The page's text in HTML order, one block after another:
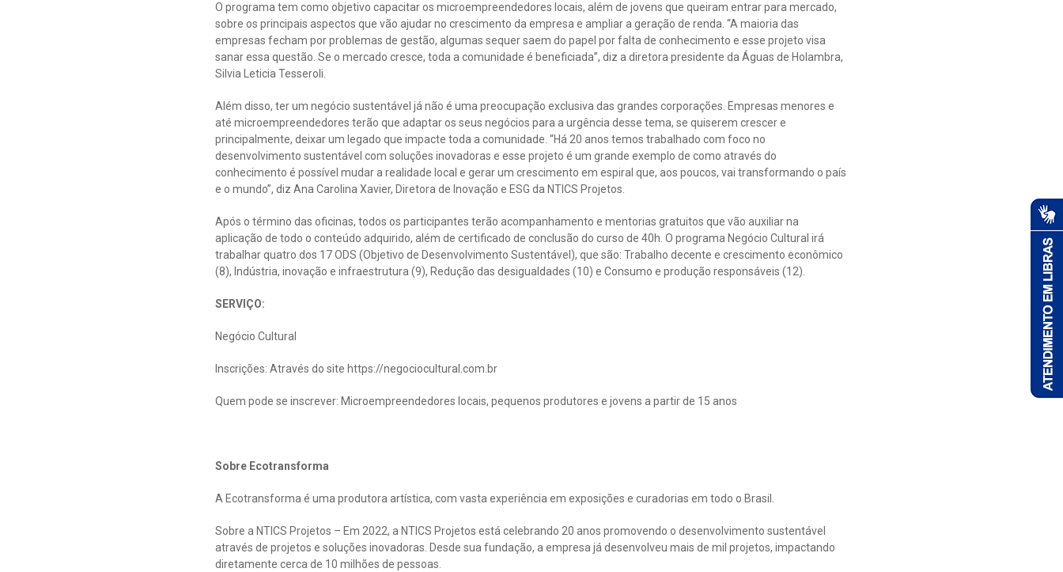
O programa tem como objetivo capacitar os microempreendedores locais, além de jovens que queiram entrar para mercado,
sobre os principais aspectos que vão ajudar no crescimento da empresa e ampliar a geração de renda. “A maioria das
empresas fecham por problemas de gestão, algumas sequer saem do papel por falta de conhecimento e esse projeto visa
sanar essa questão. Se o mercado cresce, toda a comunidade é beneficiada”, diz a diretora presidente da Águas de Holambra,
Silvia Leticia Tesseroli.
Além disso, ter um negócio sustentável já não é uma preocupação exclusiva das grandes corporações. Empresas menores e
até microempreendedores terão que adaptar os seus negócios para a urgência desse tema, se quiserem crescer e
principalmente, deixar um legado que impacte toda a comunidade. “Há 20 anos temos trabalhado com foco no
desenvolvimento sustentável com soluções inovadoras e esse projeto é um grande exemplo de como através do
conhecimento é possível mudar a realidade local e gerar um crescimento em espiral que, aos poucos, vai transformando o país
e o mundo”, diz Ana Carolina Xavier, Diretora de Inovação e ESG da NTICS Projetos.
Após o término das oficinas, todos os participantes terão acompanhamento e mentorias gratuitos que vão auxiliar na
aplicação de todo o conteúdo adquirido, além de certificado de conclusão do curso de 40h. O programa Negócio Cultural irá
trabalhar quatro dos 17 ODS (Objetivo de Desenvolvimento Sustentável), que são: Trabalho decente e crescimento econômico
(8), Indústria, inovação e infraestrutura (9), Redução das desigualdades (10) e Consumo e produção responsáveis (12).
SERVIÇO:
Negócio Cultural
Inscrições: Através do site https://negociocultural.com.br
Quem pode se inscrever: Microempreendedores locais, pequenos produtores e jovens a partir de 15 anos
Sobre Ecotransforma
A Ecotransforma é uma produtora artística, com vasta experiência em exposições e curadorias em todo o Brasil.
Sobre a NTICS Projetos – Em 2022, a NTICS Projetos está celebrando 20 anos promovendo o desenvolvimento sustentável
através de projetos e soluções inovadoras. Desde sua fundação, a empresa já desenvolveu mais de mil projetos, impactando
diretamente cerca de 10 milhões de pessoas.